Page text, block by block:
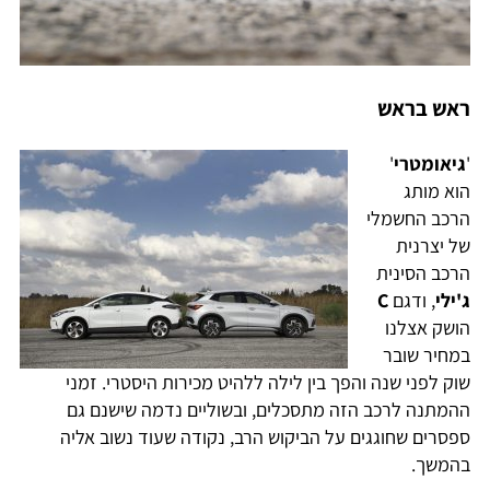
ראש בראש
'גיאומטרי'
הוא מותג
הרכב החשמלי
של יצרנית
הרכב הסינית
ג'ילי, ודגם C
הושק אצלנו
במחיר שובר
שוק לפני שנה והפך בין לילה ללהיט מכירות היסטרי. זמני
ההמתנה לרכב הזה מתסכלים, ובשוליים נדמה שישנם גם
ספסרים שחוגגים על הביקוש הרב, נקודה שעוד נשוב אליה
בהמשך.